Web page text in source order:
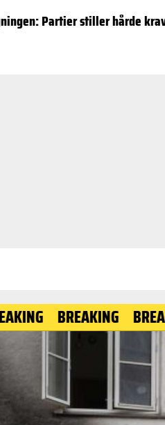
Partier stiller hårde
BREAKING BREAKING